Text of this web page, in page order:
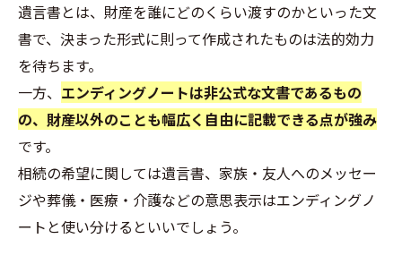
遺言書とは、財産を誰にどのくらい渡すのかといった文
書で、決まった形式に則って作成されたものは法的効力
を待ちます。
一方、 エンディングノートは非公式な文書であるもの
の、財産以外のことも幅広く自由に記載できる点が強み
です。
相続の希望に関しては遺言書、家族・友人へのメッセー
ジや葬儀・医療・介護などの意思表示はエンディングノ
ートと使い分けるといいでしょう。